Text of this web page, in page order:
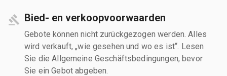
Bied- en verkoopvoorwaarden
Gebote können nicht zurückgezogen werden. Alles
wird verkauft, „wie gesehen und wo es ist“. Lesen
Sie die Allgemeine Geschäftsbedingungen, bevor
Sie ein Gebot abgeben.